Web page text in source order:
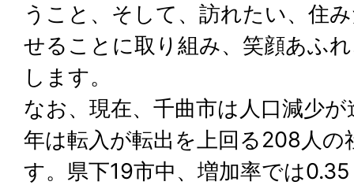
うこと、そして、訪れたい、住
せることに取り組み、笑顔あふ
します。
なお、現在、千曲市は人口減少
年は転入が転出を上回る208人
す。県下19市中、増加率では